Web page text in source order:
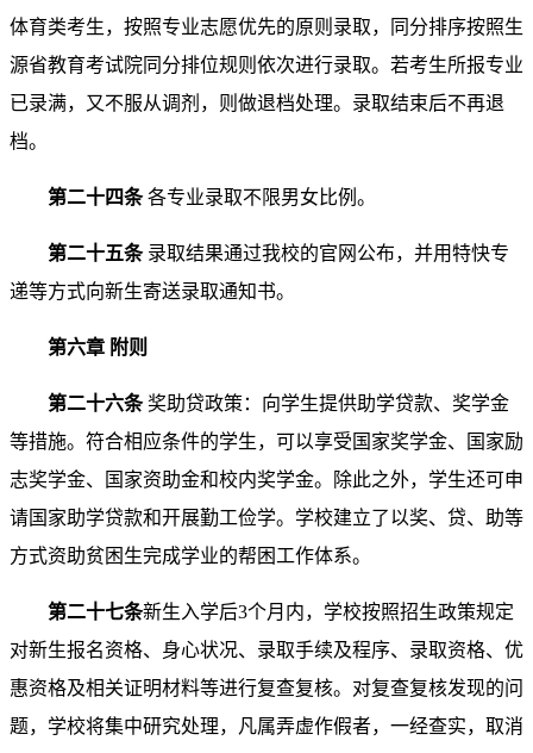
体育类考生，按照专业志愿优先的原则录取，同分排序按照生
源省教育考试院同分排位规则依次进行录取。若考生所报专业
已录满，又不服从调剂，则做退档处理。录取结束后不再退
档。
第二十四条各专业录取不限男女比例。
第二十五条录取结果通过我校的官网公布，并用特快专
递等方式向新生寄送录取通知书。
第六章 附则
第二十六条奖助贷政策：向学生提供助学贷款、奖学金
等措施。符合相应条件的学生，可以享受国家奖学金、国家励
志奖学金、国家资助金和校内奖学金。除此之外，学生还可申
请国家助学贷款和开展勤工俭学。学校建立了以奖、贷、助等
方式资助贫困生完成学业的帮困工作体系。
第二十七条新生入学后3个月内，学校按照招生政策规定
对新生报名资格、身心状况、录取手续及程序、录取资格、优
惠资格及相关证明材料等进行复查复核。对复查复核发现的问
题，学校将集中研究处理，凡属弄虚作假者，一经查实，取消